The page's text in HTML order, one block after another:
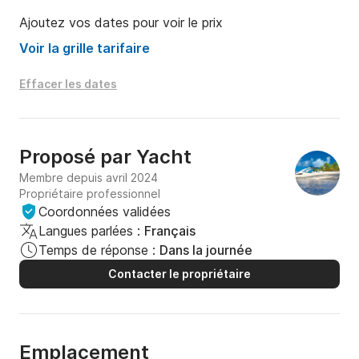
Pear Cays, Meads Bay, Crocus Bay, Little Bay et bien
d’autres trésors.
☀ Formules disponibles
• Demi-journée (4 h)
• Coucher de soleil
Capacité : jusqu’à 30 passagers
Pavillon : français – plaisance privée
Départ : Marina Fort Louis (Saint-Martin) ou Sandy
Ground Dock (Anguilla)
authenticité caribéenne.
Ajoutez vos dates pour voir le prix
Voir la grille tarifaire
Effacer les dates
Proposé par Yacht
Membre depuis avril 2024
Propriétaire professionnel
Coordonnées validées
Langues parlées : Français
Temps de réponse : Dans la journée
Contacter le propriétaire
Emplacement